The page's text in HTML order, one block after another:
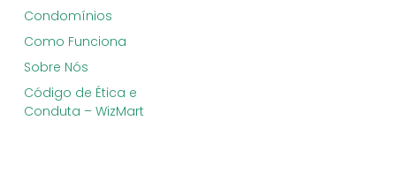
Condomínios
Como Funciona
Sobre Nós
Código de Ética e
Conduta – WizMart